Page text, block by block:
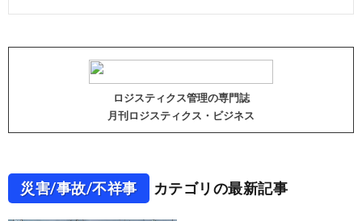
ロジスティクス管理の専門誌
月刊ロジスティクス・ビジネス
災害/事故/不祥事 カテゴリの最新記事